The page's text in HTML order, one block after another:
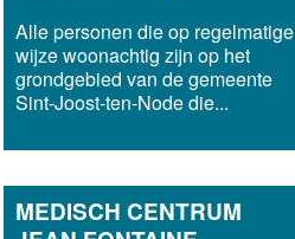
Alle personen die op regelmatige
wijze woonachtig zijn op het
grondgebied van de gemeente
Sint-Joost-ten-Node die...
MEDISCH CENTRUM